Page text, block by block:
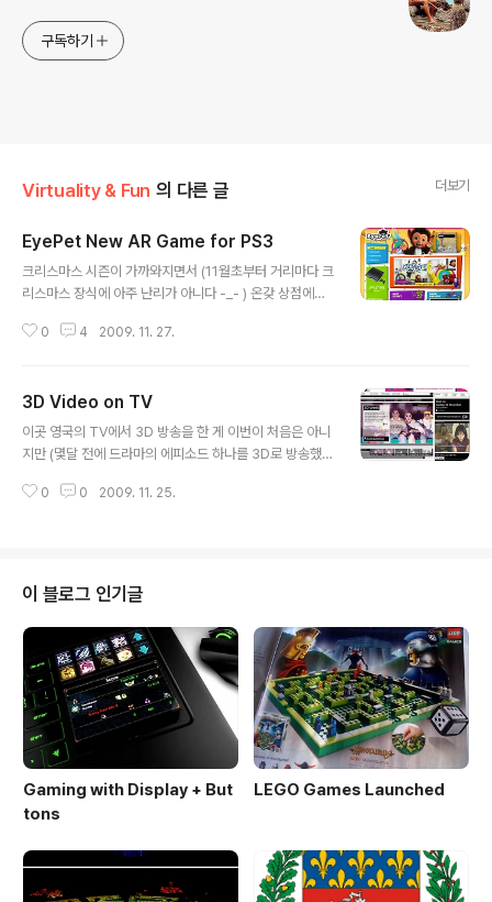
구독하기
Virtuality & Fun 의 다른 글 더보기
EyePet New AR Game for PS3
크리스마스 시즌이 가까와지면서 (11월초부터 거리마다 크
리스마스 장식에 아주 난리가 아니다 -_- ) 온갖 상점에서
혹은 내가 좋아라 하는 ^^; 종류의 게임을 발견했다. EyeP
이와 비슷한 물건인 줄 알았는데, 카메라가 관련된다면 뭐
든 심상찮은 타이밍이라 한번 동영상을 찾아봤다. 일단 위
홍보영상으로만 보기엔 완전 대박이다. 좀더 자세한 내용
다. 보통 AR 시스템에서는 다양한 역할을 하는 여러 개의
0 4 2009. 11. 27.
3D Video on TV
이곳 영국의 TV에서 3D 방송을 한 게 이번이 처음은 아니
지만 (몇달 전에 드라마의 에피소드 하나를 3D로 방송했다
송사에서 특별히 일주일 동안 3D 영상을 대대적으로 방영
래도 일반 TV를 통해서 방영되어야 하기 때문에, 입체영상
은 반투명 색 셀로판지 안경을 위해서 좌우영상을 서로 다
른 색상으로 필터링한 color-coded 영상으로 만들어져
있다. 방송될 영상의 일부를 웹사이트에 미리 볼 수 있는데,
아래와 같이 두 개의 영상이 거리(깊이)에 따라 겹쳐있는
걸 확..
0 0 2009. 11. 25.
이 블로그 인기글
Gaming with Display + But
tons
LEGO Games Launched